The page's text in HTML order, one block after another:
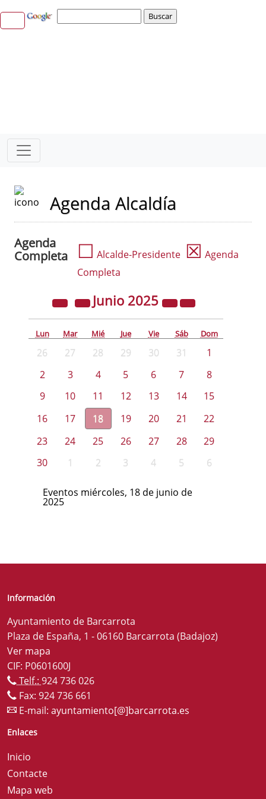
Agenda Alcaldía
Agenda
Completa
☐ Alcalde-Presidente ☒ Agenda
Completa
Junio 2025
Lun Mar Mié Jue Vie Sáb Dom
26 27 28 29 30 31
1
2
3 4 5 6 7
8
9
10 11 12 13 14
15
16
17 18 19 20 21
22
23
24 25 26 27 28
29
30
1 2 3 4 5 6
Eventos miércoles, 18 de junio de
2025
Información
Ayuntamiento de Barcarrota
Plaza de España, 1 - 06160 Barcarrota (Badajoz)
Ver mapa
CIF: P0601600J
Telf.: 924 736 026
Fax: 924 736 661
E-mail: ayuntamiento[@]barcarrota.es
Enlaces
Inicio
Contacte
Mapa web